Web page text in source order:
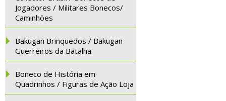
Jogadores / Militares Bonecos/
Caminhões
Bakugan Brinquedos / Bakugan
Guerreiros da Batalha
Boneco de História em
Quadrinhos / Figuras de Ação Loja